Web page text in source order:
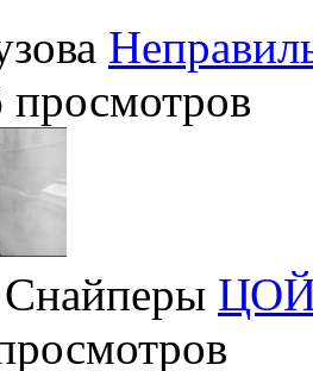
просмотров